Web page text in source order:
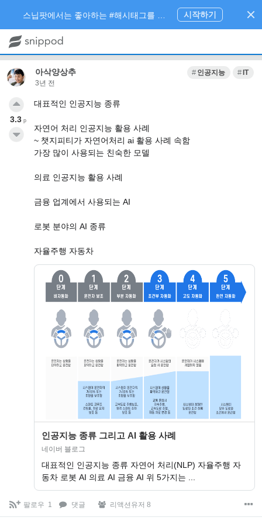
아삭양상추
3년 전
인공지능 IT
대표적인 인공지능 종류
자연어 처리 인공지능 활용 사례
~ 챗지피티가 자연어처리 ai 활용 사례 속함
가장 많이 사용되는 친숙한 모델
의료 인공지능 활용 사례
금융 업계에서 사용되는 AI
로봇 분야의 AI 종류
자율주행 자동차
인공지능 종류 그리고 AI 활용 사례
네이버 블로그
대표적인 인공지능 종류 자연어 처리(NLP) 자율주행 자
동차 로봇 AI 의료 AI 금융 AI 위 5가지는 ...
3.3 p
팔로우 1 댓글 리액션유저 8
스닙팟에서는 좋아하는 #해시태그를 팔로우 하고 내가 관심있는 주제만 모아볼 수 있어요. 시작하기